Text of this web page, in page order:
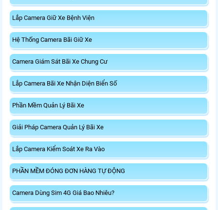
Lắp Camera Giữ Xe Bệnh Viện
Hệ Thống Camera Bãi Giữ Xe
Camera Giám Sát Bãi Xe Chung Cư
Lắp Camera Bãi Xe Nhận Diện Biển Số
Phần Mềm Quản Lý Bãi Xe
Giải Pháp Camera Quản Lý Bãi Xe
Lắp Camera Kiểm Soát Xe Ra Vào
PHẦN MỀM ĐÓNG ĐƠN HÀNG TỰ ĐỘNG
Camera Dùng Sim 4G Giá Bao Nhiêu?